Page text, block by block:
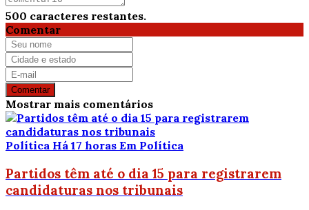
500 caracteres restantes.
Comentar
Comentar
Mostrar mais comentários
Política Há 17 horas Em Política
Partidos têm até o dia 15 para registrarem
candidaturas nos tribunais